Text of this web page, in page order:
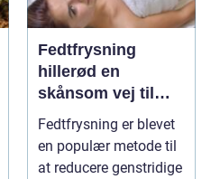
Fedtfrysning
hillerød en
skånsom vej til
reduktion af lokale
fedtdepoter
Fedtfrysning er blevet
en populær metode til
at reducere genstridige